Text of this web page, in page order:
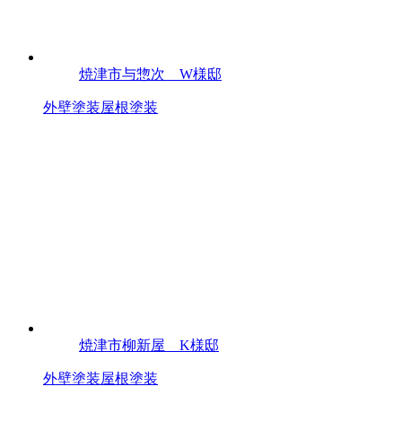
焼津市与惣次 W様邸
外壁塗装屋根塗装
焼津市柳新屋 K様邸
外壁塗装屋根塗装